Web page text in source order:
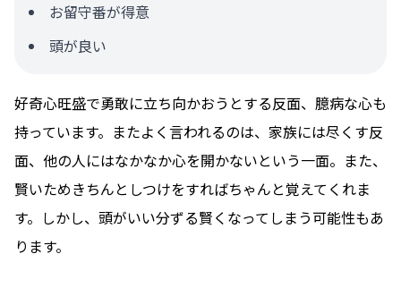
お留守番が得意
頭が良い
好奇心旺盛で勇敢に立ち向かおうとする反面、臆病な心も
持っています。またよく言われるのは、家族には尽くす反
面、他の人にはなかなか心を開かないという一面。また、
賢いためきちんとしつけをすればちゃんと覚えてくれま
す。しかし、頭がいい分ずる賢くなってしまう可能性もあ
ります。